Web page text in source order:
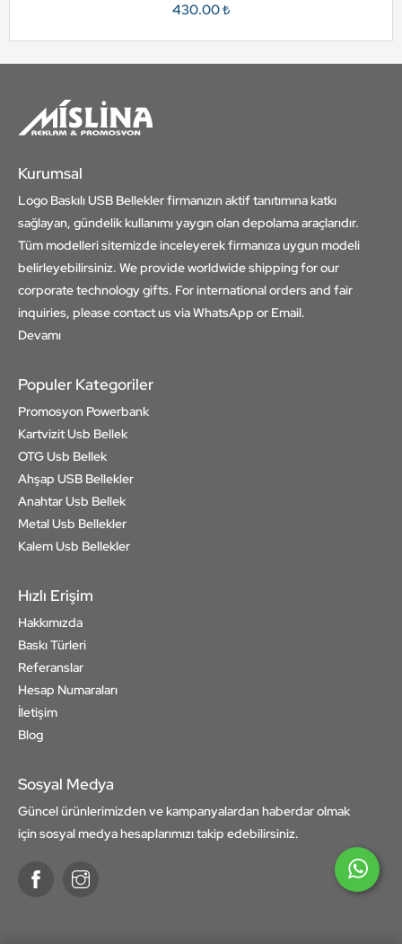
430.00 ₺
Kurumsal
Logo Baskılı USB Bellekler firmanızın aktif tanıtımına katkı
sağlayan, gündelik kullanımı yaygın olan depolama araçlarıdır.
Tüm modelleri sitemizde inceleyerek firmanıza uygun modeli
belirleyebilirsiniz. We provide worldwide shipping for our
corporate technology gifts. For international orders and fair
inquiries, please contact us via WhatsApp or Email.
Devamı
Populer Kategoriler
Promosyon Powerbank
Kartvizit Usb Bellek
OTG Usb Bellek
Ahşap USB Bellekler
Anahtar Usb Bellek
Metal Usb Bellekler
Kalem Usb Bellekler
Hızlı Erişim
Hakkımızda
Baskı Türleri
Referanslar
Hesap Numaraları
İletişim
Blog
Sosyal Medya
Güncel ürünlerimizden ve kampanyalardan haberdar olmak
için sosyal medya hesaplarımızı takip edebilirsiniz.